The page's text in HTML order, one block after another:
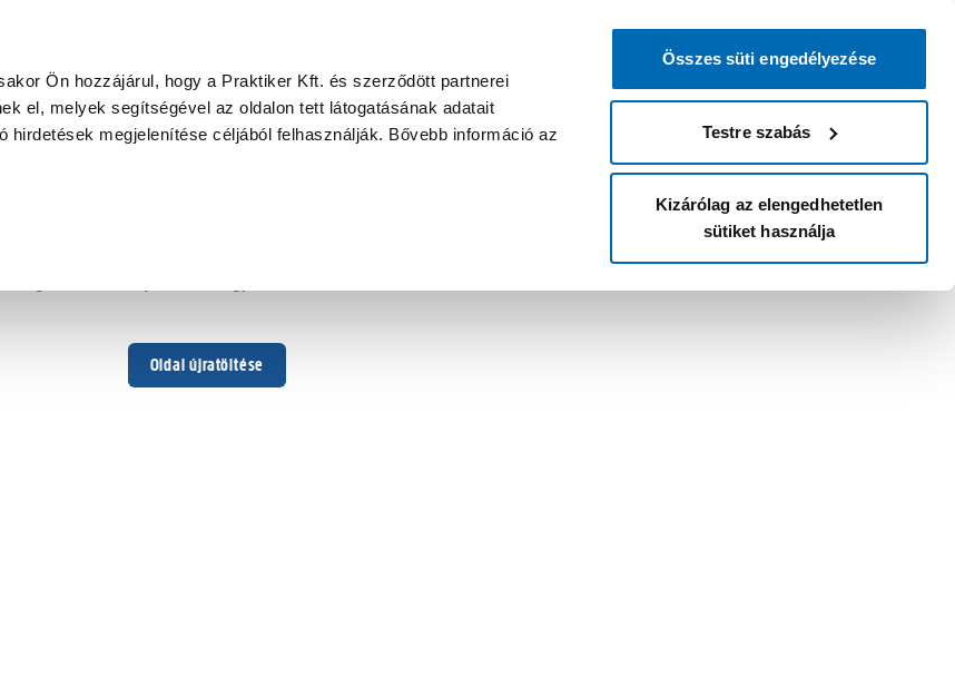
Ön hozzájárul, hogy a Praktiker Kft. és szerződött partnerei
el, melyek segítségével az oldalon tett látogatásának adatait
hirdetések megjelenítése céljából felhasználják. Bővebb információ az
Összes süti engedélyezése
Testre szabás
Kizárólag az elengedhetetlen
sütiket használja
Oldal újratöltése